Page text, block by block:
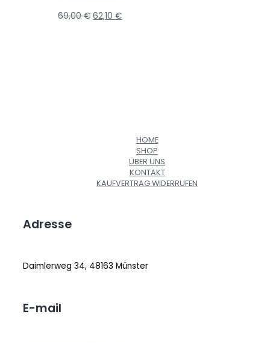
69,00€ 62,10€
HOME
SHOP
ÜBER UNS
KONTAKT
KAUFVERTRAG WIDERRUFEN
Adresse
Daimlerweg 34, 48163 Münster
E-mail